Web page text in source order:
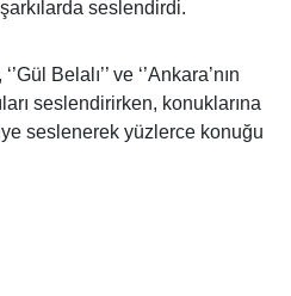
seslendirdi.
Belalı’’ ve ‘’Ankara’nın
seslendirirken, konuklarına
seslenerek yüzlerce konuğu